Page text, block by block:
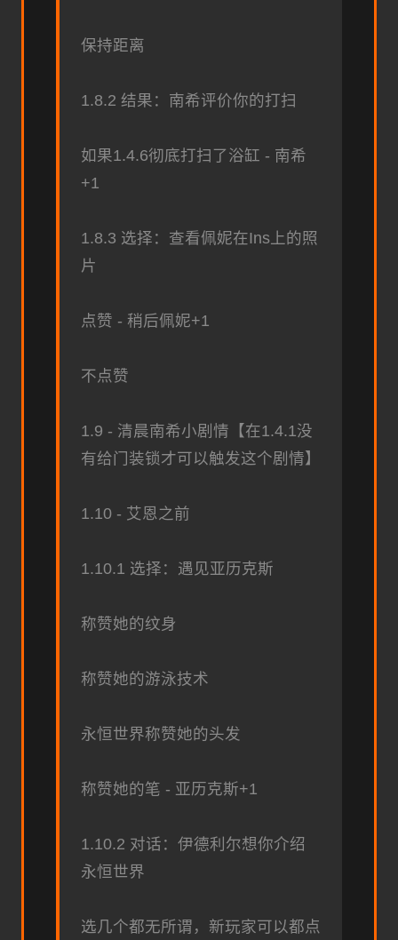
保持距离
1.8.2 结果：南希评价你的打扫
如果1.4.6彻底打扫了浴缸 - 南希
+1
1.8.3 选择：查看佩妮在Ins上的照
片
点赞 - 稍后佩妮+1
不点赞
1.9 - 清晨南希小剧情【在1.4.1没
有给门装锁才可以触发这个剧情】
1.10 - 艾恩之前
1.10.1 选择：遇见亚历克斯
称赞她的纹身
称赞她的游泳技术
永恒世界称赞她的头发
称赞她的笔 - 亚历克斯+1
1.10.2 对话：伊德利尔想你介绍
永恒世界
选几个都无所谓，新玩家可以都点